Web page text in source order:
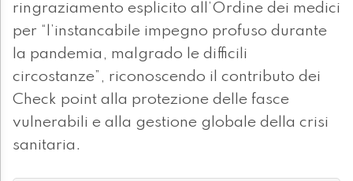
ringraziamento esplicito all’Ordine dei medici
per “l’instancabile impegno profuso durante
la pandemia, malgrado le difficili
circostanze”, riconoscendo il contributo dei
Check point alla protezione delle fasce
vulnerabili e alla gestione globale della crisi
sanitaria.